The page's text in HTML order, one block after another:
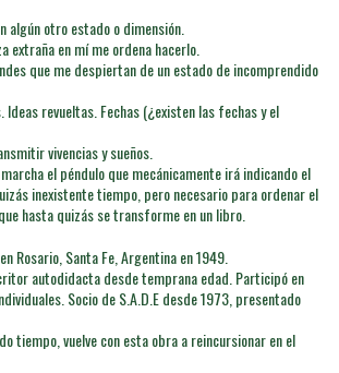
algún otro estado o dimensión.
extraña en mí me ordena hacerlo.
que me despiertan de un estado de incomprendido
Ideas revueltas. Fechas (¿existen las fechas y el
vivencias y sueños.
el péndulo que mecánicamente irá indicando el
inexistente tiempo, pero necesario para ordenar el
hasta quizás se transforme en un libro.
Rosario, Santa Fe, Argentina en 1949.
autodidacta desde temprana edad. Participó en
Socio de S.A.D.E desde 1973, presentado
tiempo, vuelve con esta obra a reincursionar en el